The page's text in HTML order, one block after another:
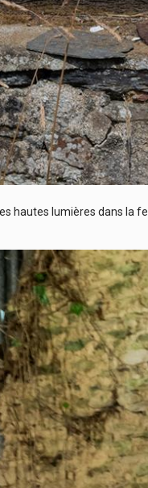
hautes lumières dans la